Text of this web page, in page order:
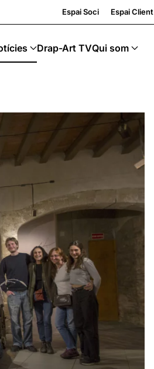
Espai Soci Espai Client
Drap-Art TVQui som